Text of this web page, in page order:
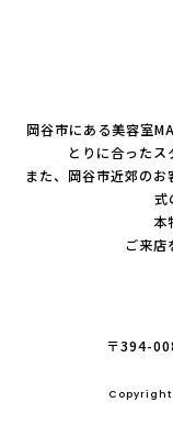
岡谷市にある美容室
とりに合ったス
また、岡谷市近郊の
式
本
ご来店
〒394-
Copyright